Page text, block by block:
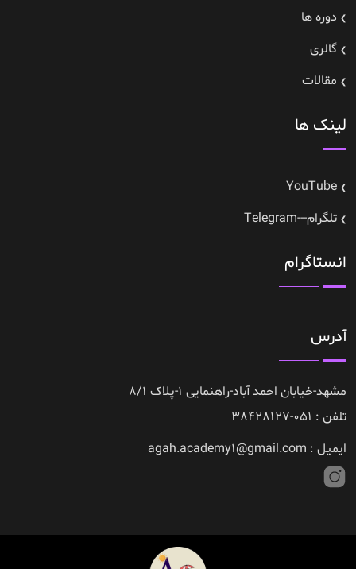
دوره ها
گالری
مقالات
لینک ها
YouTube
تلگرام---Telegram
انستاگرام
آدرس
مشهد-خیابان احمد آباد-راهنمایی 1-پلاک 8/1
تلفن : 051-38428127
ایمیل : agah.academy1@gmail.com